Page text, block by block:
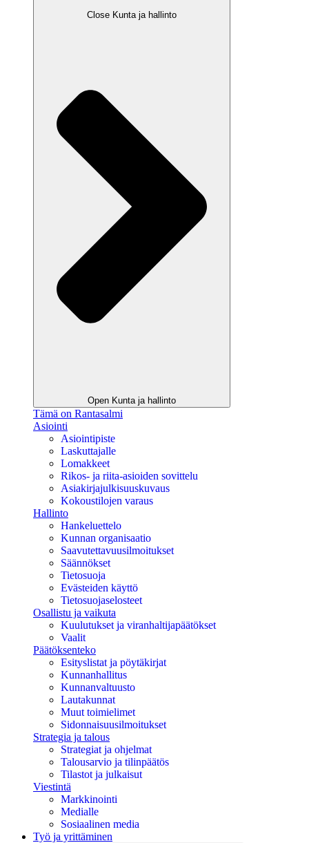
Close Kunta ja hallinto
Open Kunta ja hallinto
Tämä on Rantasalmi
Asiointi
Asiointipiste
Laskuttajalle
Lomakkeet
Rikos- ja riita-asioiden sovittelu
Asiakirjajulkisuuskuvaus
Kokoustilojen varaus
Hallinto
Hankeluettelo
Kunnan organisaatio
Saavutettavuusilmoitukset
Säännökset
Tietosuoja
Evästeiden käyttö
Tietosuojaselosteet
Osallistu ja vaikuta
Kuulutukset ja viranhaltijapäätökset
Vaalit
Päätöksenteko
Esityslistat ja pöytäkirjat
Kunnanhallitus
Kunnanvaltuusto
Lautakunnat
Muut toimielimet
Sidonnaisuusilmoitukset
Strategia ja talous
Strategiat ja ohjelmat
Talousarvio ja tilinpäätös
Tilastot ja julkaisut
Viestintä
Markkinointi
Medialle
Sosiaalinen media
Työ ja yrittäminen